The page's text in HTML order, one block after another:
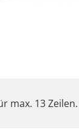
max. 13